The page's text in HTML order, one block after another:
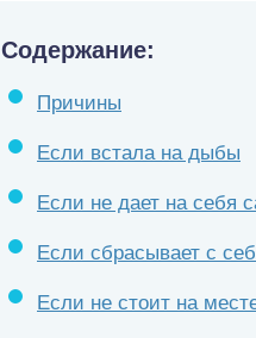
Содержание:
Причины
Если встала на дыбы
Если не дает на себя
Если сбрасывает с
Если не стоит на